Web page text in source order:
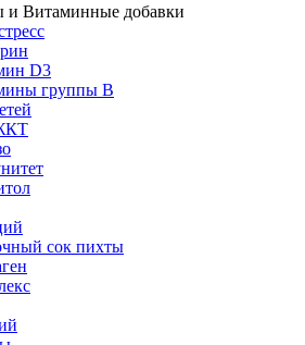
Витаминные добавки
D3
группы B
сок пихты